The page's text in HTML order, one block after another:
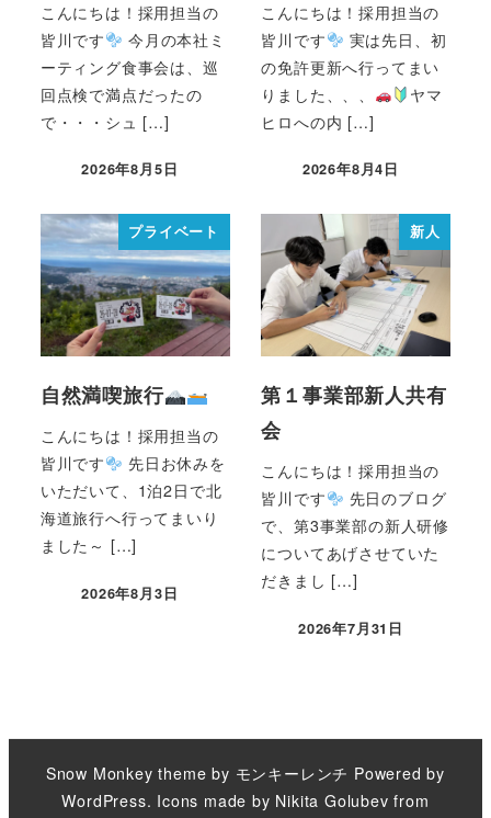
こんにちは！採用担当の
皆川です
今月の本社ミ
ーティング食事会は、巡
回点検で満点だったの
で・・・シュ […]
2026年8月5日
こんにちは！採用担当の
皆川です
実は先日、初
の免許更新へ行ってまい
りました、、、
ヤマ
ヒロへの内 […]
2026年8月4日
プライベート
自然満喫旅行
こんにちは！採用担当の
皆川です
先日お休みを
いただいて、1泊2日で北
海道旅行へ行ってまいり
ました～ […]
2026年8月3日
新人
第１事業部新人共有
会
こんにちは！採用担当の
皆川です
先日のブログ
で、第3事業部の新人研修
についてあげさせていた
だきまし […]
2026年7月31日
Snow Monkey theme by モンキーレンチ Powered by
WordPress. Icons made by Nikita Golubev from